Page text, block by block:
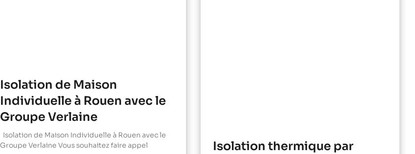
Isolation de Maison
Individuelle à Rouen avec le
Groupe Verlaine
Isolation de Maison Individuelle à Rouen avec le
Groupe Verlaine Vous souhaitez faire appel
Isolation thermique par